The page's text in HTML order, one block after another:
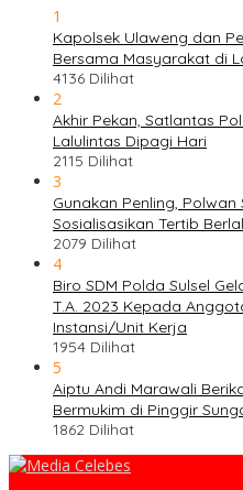
1
Kapolsek Ulaweng dan
Bersama Masyarakat di
4136 Dilihat
2
Akhir Pekan, Satlantas
Lalulintas Dipagi Hari
2115 Dilihat
3
Gunakan Penling,
Sosialisasikan Tertib
2079 Dilihat
4
Biro SDM Polda Sulsel
T.A. 2023 Kepada
Instansi/Unit Kerja
1954 Dilihat
5
Aiptu Andi Marawali
Bermukim di Pinggir
1862 Dilihat